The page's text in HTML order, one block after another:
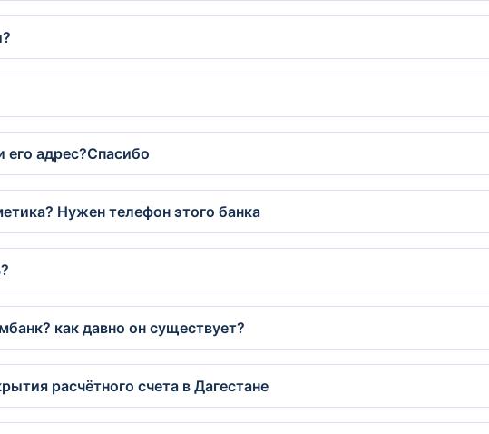
адрес?Спасибо
Нужен телефон этого банка
как давно он существует?
расчётного счета в Дагестане